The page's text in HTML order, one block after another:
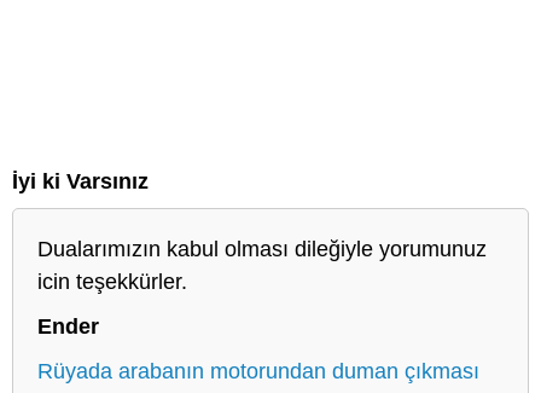
İyi ki Varsınız
Dualarımızın kabul olması dileğiyle yorumunuz
icin teşekkürler.
Ender
Rüyada arabanın motorundan duman çıkması